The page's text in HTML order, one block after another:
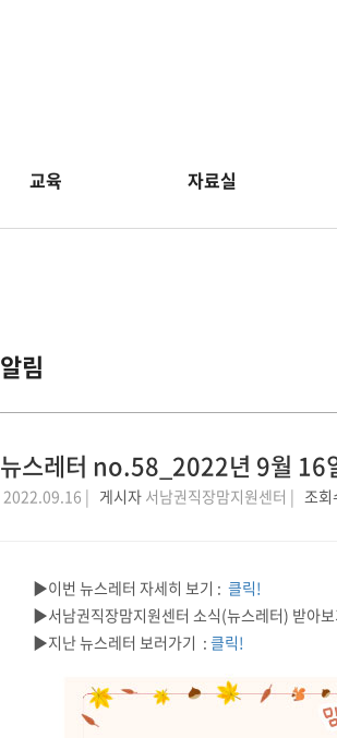
교육 자료실
알림
뉴스레터 no.58_2022년 9월 16
2022.09.16 | 게시자서남권직장맘지원센터 | 조회
▶이번 뉴스레터 자세히 보기 : 클릭!
▶서남권직장맘지원센터 소식(뉴스레터) 받아보
▶지난 뉴스레터 보러가기 : 클릭!